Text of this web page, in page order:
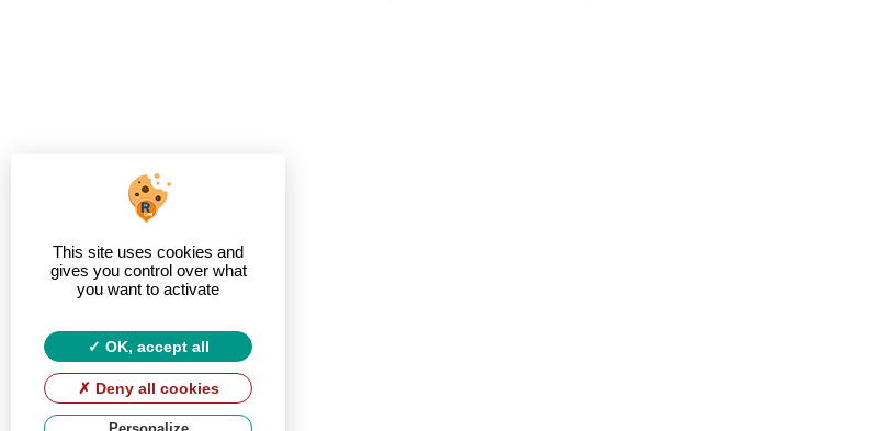
This site uses cookies and
gives you control over what
you want to activate
OK, accept all
Deny all cookies